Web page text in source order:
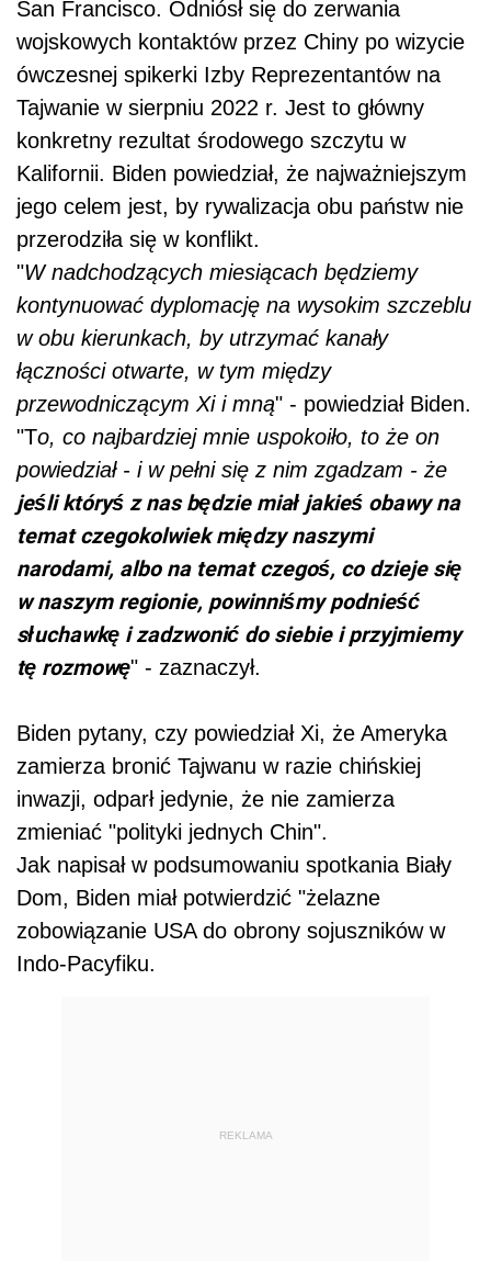
San Francisco. Odniósł się do zerwania
wojskowych kontaktów przez Chiny po wizycie
ówczesnej spikerki Izby Reprezentantów na
Tajwanie w sierpniu 2022 r. Jest to główny
konkretny rezultat środowego szczytu w
Kalifornii. Biden powiedział, że najważniejszym
jego celem jest, by rywalizacja obu państw nie
przerodziła się w konflikt.
"W nadchodzących miesiącach będziemy
kontynuować dyplomację na wysokim szczeblu
w obu kierunkach, by utrzymać kanały
łączności otwarte, w tym między
przewodniczącym Xi i mną" - powiedział Biden.
"To, co najbardziej mnie uspokoiło, to że on
powiedział - i w pełni się z nim zgadzam - że
jeśli któryś z nas będzie miał jakieś obawy na
temat czegokolwiek między naszymi
narodami, albo na temat czegoś, co dzieje się
w naszym regionie, powinniśmy podnieść
słuchawkę i zadzwonić do siebie i przyjmiemy
tę rozmowę" - zaznaczył.
Biden pytany, czy powiedział Xi, że Ameryka
zamierza bronić Tajwanu w razie chińskiej
inwazji, odparł jedynie, że nie zamierza
zmieniać "polityki jednych Chin".
Jak napisał w podsumowaniu spotkania Biały
Dom, Biden miał potwierdzić "żelazne
zobowiązanie USA do obrony sojuszników w
Indo-Pacyfiku.
REKLAMA